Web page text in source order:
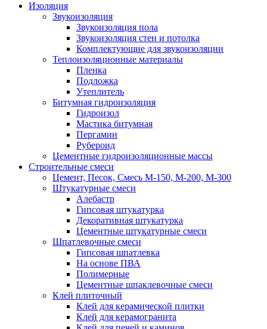
Изоляция
Звукоизоляция
Звукоизоляция пола
Звукоизоляция стен и потолка
Комплектующие для звукоизоляции
Теплоизоляционные материалы
Пленка
Подложка
Утеплитель
Битумная гидроизоляция
Гидроизол
Мастика битумная
Пергамин
Рубероид
Цементные гидроизоляционные массы
Строительные смеси
Цемент, Песок, Смесь М-150, М-200, М-300
Штукатурные смеси
Алебастр
Гипсовая штукатурка
Декоративная штукатурка
Цементные штукатурные смеси
Шпатлевочные смеси
Гипсовая шпатлевка
На основе ПВА
Полимерные
Цементные шпаклевочные смеси
Клей плиточный
Клей для керамической плитки
Клей для керамогранита